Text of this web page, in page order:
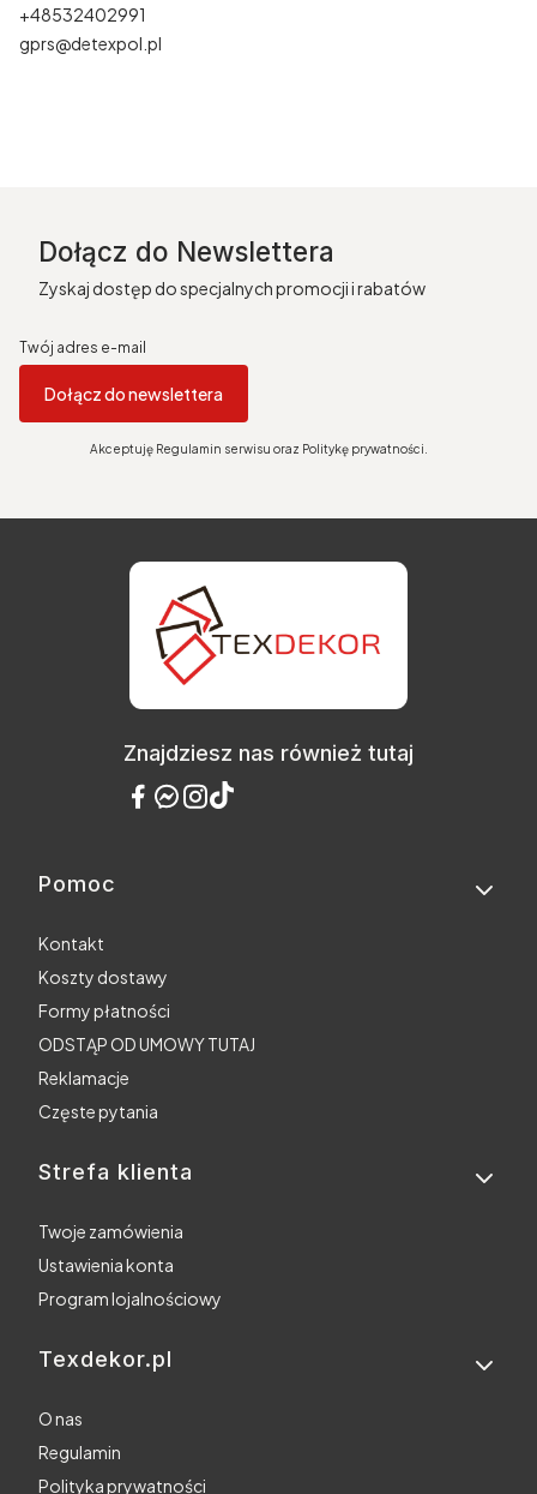
+48532402991
gprs@detexpol.pl
Dołącz do Newslettera
Zyskaj dostęp do specjalnych promocji i rabatów
Twój adres e-mail
Dołącz do newslettera
Akceptuję Regulamin serwisu oraz Politykę prywatności.
Znajdziesz nas również tutaj
Linki w stopce
Pomoc
Kontakt
Koszty dostawy
Formy płatności
ODSTĄP OD UMOWY TUTAJ
Reklamacje
Częste pytania
Strefa klienta
Twoje zamówienia
Ustawienia konta
Program lojalnościowy
Texdekor.pl
O nas
Regulamin
Polityka prywatności